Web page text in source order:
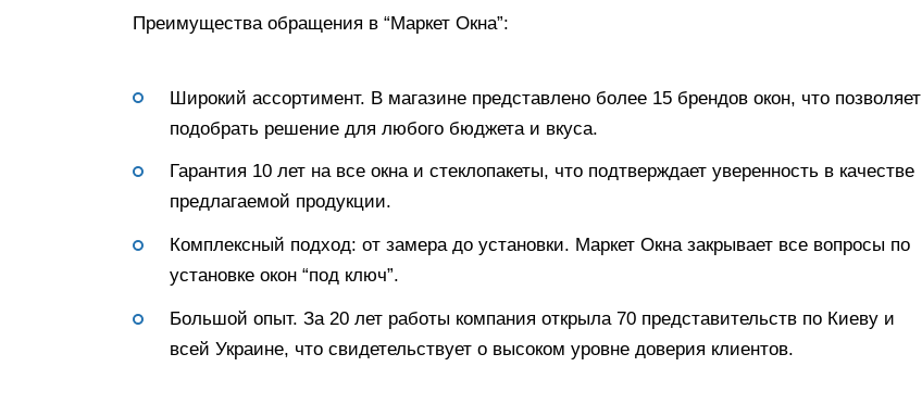
Преимущества обращения в “Маркет Окна”:
Широкий ассортимент. В магазине представлено более 15 брендов окон, что позволяет
подобрать решение для любого бюджета и вкуса.
Гарантия 10 лет на все окна и стеклопакеты, что подтверждает уверенность в качестве
предлагаемой продукции.
Комплексный подход: от замера до установки. Маркет Окна закрывает все вопросы по
установке окон “под ключ”.
Большой опыт. За 20 лет работы компания открыла 70 представительств по Киеву и
всей Украине, что свидетельствует о высоком уровне доверия клиентов.